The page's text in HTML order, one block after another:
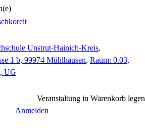
Unstrut-Hainich-Kreis,
1 b, 99974 Mühlhausen, Raum: 0.03,
UG
Veranstaltung in Warenkorb legen
Anmelden